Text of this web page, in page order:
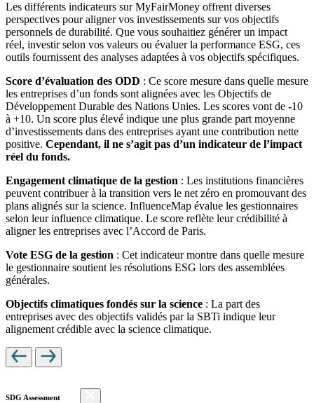
Les différents indicateurs sur MyFairMoney offrent diverses
perspectives pour aligner vos investissements sur vos objectifs
personnels de durabilité. Que vous souhaitiez générer un impact
réel, investir selon vos valeurs ou évaluer la performance ESG, ces
outils fournissent des analyses adaptées à vos objectifs spécifiques.
Score d’évaluation des ODD : Ce score mesure dans quelle mesure
les entreprises d’un fonds sont alignées avec les Objectifs de
Développement Durable des Nations Unies. Les scores vont de -10
à +10. Un score plus élevé indique une plus grande part moyenne
d’investissements dans des entreprises ayant une contribution nette
positive. Cependant, il ne s’agit pas d’un indicateur de l’impact
réel du fonds.
Engagement climatique de la gestion : Les institutions financières
peuvent contribuer à la transition vers le net zéro en promouvant des
plans alignés sur la science. InfluenceMap évalue les gestionnaires
selon leur influence climatique. Le score reflète leur crédibilité à
aligner les entreprises avec l’Accord de Paris.
Vote ESG de la gestion : Cet indicateur montre dans quelle mesure
le gestionnaire soutient les résolutions ESG lors des assemblées
générales.
Objectifs climatiques fondés sur la science : La part des
entreprises avec des objectifs validés par la SBTi indique leur
alignement crédible avec la science climatique.
SDG Assessment